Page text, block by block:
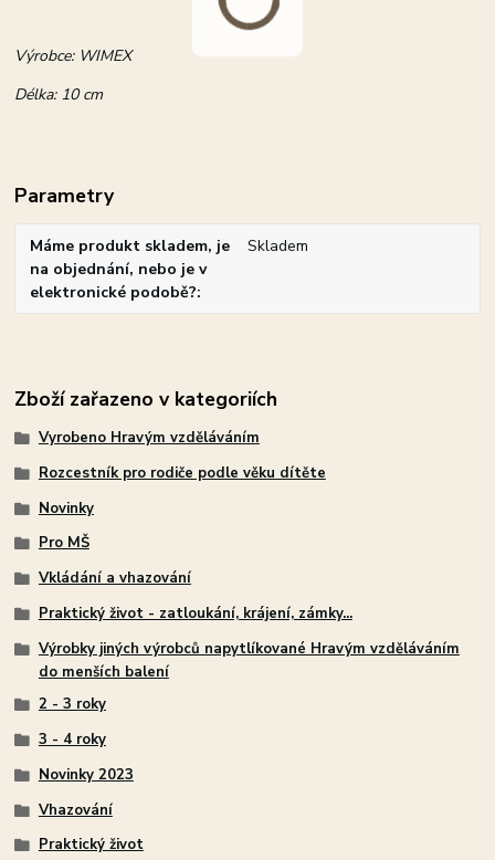
Výrobce: WIMEX
Délka: 10 cm
Parametry
Máme produkt skladem, je
na objednání, nebo je v
elektronické podobě?
Skladem
Zboží zařazeno v kategoriích
Vyrobeno Hravým vzděláváním
Rozcestník pro rodiče podle věku dítěte
Novinky
Pro MŠ
Vkládání a vhazování
Praktický život - zatloukání, krájení, zámky...
Výrobky jiných výrobců napytlíkované Hravým vzděláváním
do menších balení
2 - 3 roky
3 - 4 roky
Novinky 2023
Vhazování
Praktický život